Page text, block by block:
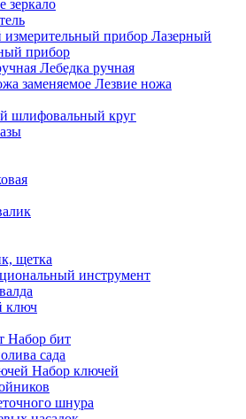
зеркало
Лазерный
прибор
Лебедка ручная
Лезвие ножа
шлифовальный круг
щетка
инструмент
ключ
Набор бит
сада
Набор ключей
шнура